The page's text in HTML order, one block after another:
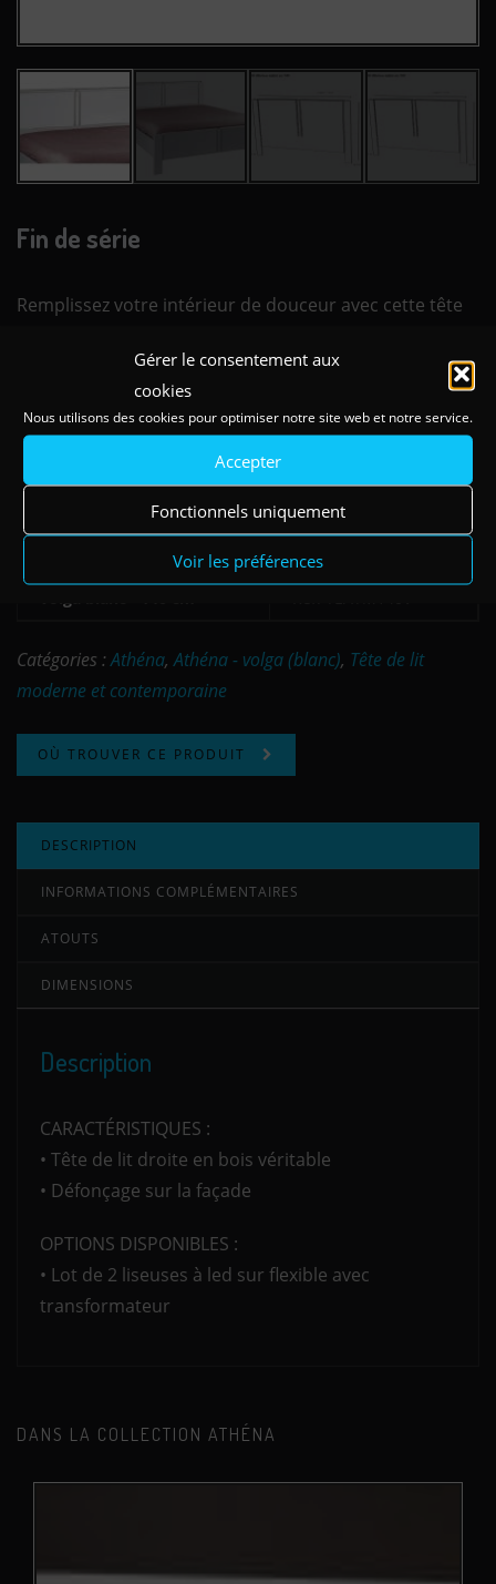
Gérer le consentement aux
cookies
Nous utilisons des cookies pour optimiser notre site web et notre service.
Accepter
Fonctionnels uniquement
Voir les préférences
Fin de série
Remplissez votre intérieur de douceur avec cette tête
barre métal, elle sera l’atout indispensable pour votre
chambre adulte contemporaine.
• Finition écologique
volga blanc - 160 cm Ref: TEATM160V
Catégories :Athéna,Athéna - volga (blanc), Tête de lit
moderne et contemporaine
OÙ TROUVER CE PRODUIT
DESCRIPTION
INFORMATIONS COMPLÉMENTAIRES
ATOUTS
DIMENSIONS
Description
CARACTÉRISTIQUES :
• Tête de lit droite en bois véritable
• Défonçage sur la façade
OPTIONS DISPONIBLES :
• Lot de 2 liseuses à led sur flexible avec
transformateur
DANS LA COLLECTION ATHÉNA